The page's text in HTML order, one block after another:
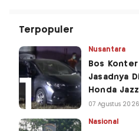
Terpopuler
Nusantara
Bos
Jasadnya
Honda Jazz
07 Agustus 2026
Nasional